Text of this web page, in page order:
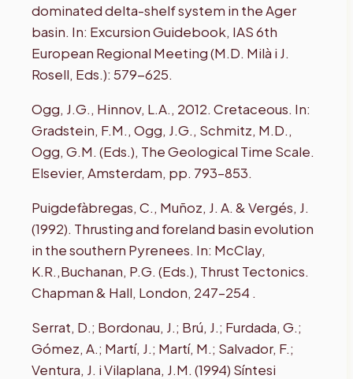
dominated delta-shelf system in the Ager
basin. In: Excursion Guidebook, IAS 6th
European Regional Meeting (M.D. Milà i J.
Rosell, Eds.): 579-625.
Ogg, J.G., Hinnov, L.A., 2012. Cretaceous. In:
Gradstein, F.M., Ogg, J.G., Schmitz, M.D.,
Ogg, G.M. (Eds.), The Geological Time Scale.
Elsevier, Amsterdam, pp. 793–853.
Puigdefàbregas, C., Muñoz, J. A. & Vergés, J.
(1992). Thrusting and foreland basin evolution
in the southern Pyrenees. In: McClay,
K.R.,Buchanan, P.G. (Eds.), Thrust Tectonics.
Chapman & Hall, London, 247–254 .
Serrat, D.; Bordonau, J.; Brú, J.; Furdada, G.;
Gómez, A.; Martí, J.; Martí, M.; Salvador, F.;
Ventura, J. i Vilaplana, J.M. (1994) Síntesi